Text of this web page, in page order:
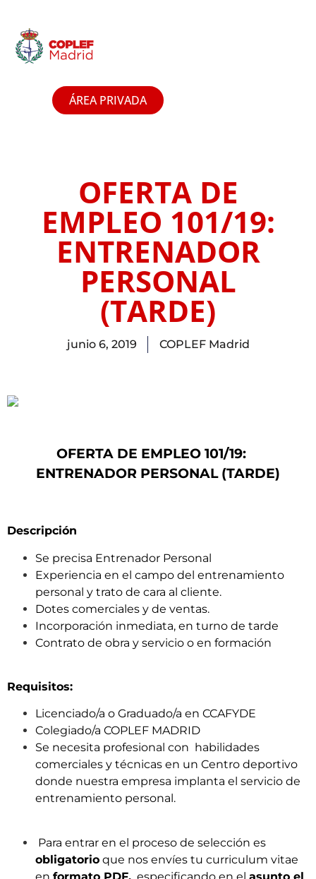
ÁREA PRIVADA
OFERTA DE
EMPLEO 101/19:
ENTRENADOR
PERSONAL
(TARDE)
junio 6, 2019 COPLEF Madrid
OFERTA DE EMPLEO 101/19:
ENTRENADOR PERSONAL (TARDE)
Descripción
Se precisa Entrenador Personal
Experiencia en el campo del entrenamiento
personal y trato de cara al cliente.
Dotes comerciales y de ventas.
Incorporación inmediata, en turno de tarde
Contrato de obra y servicio o en formación
Requisitos:
Licenciado/a o Graduado/a en CCAFYDE
Colegiado/a COPLEF MADRID
Se necesita profesional con habilidades
comerciales y técnicas en un Centro deportivo
donde nuestra empresa implanta el servicio de
entrenamiento personal.
Para entrar en el proceso de selección es
obligatorio que nos envíes tu curriculum vitae